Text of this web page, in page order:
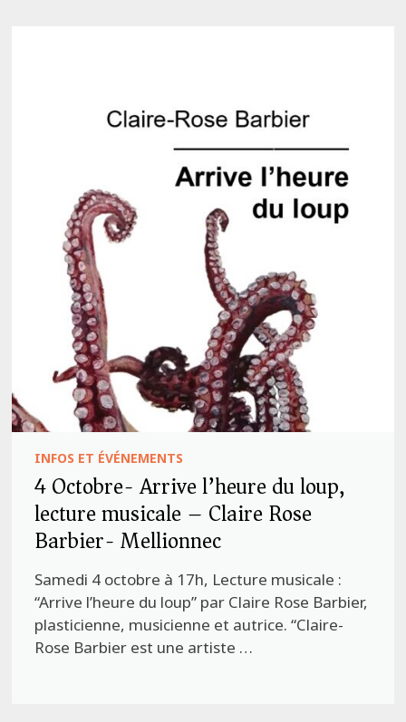
INFOS ET ÉVÉNEMENTS
4 Octobre- Arrive l’heure du loup,
lecture musicale – Claire Rose
Barbier- Mellionnec
Samedi 4 octobre à 17h, Lecture musicale :
“Arrive l’heure du loup” par Claire Rose Barbier,
plasticienne, musicienne et autrice. “Claire-
Rose Barbier est une artiste …